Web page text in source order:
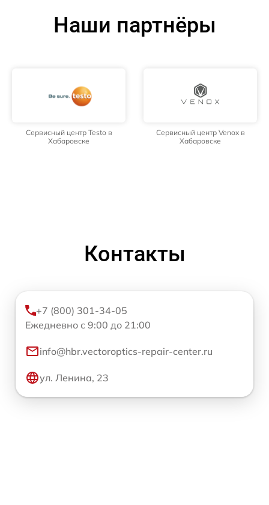
Наши партнёры
Сервисный центр Testo в
Хабаровске
Сервисный центр Venox в
Хабаровске
Контакты
+7 (800) 301-34-05
Ежедневно с 9:00 до 21:00
info@hbr.vectoroptics-repair-center.ru
ул. Ленина, 23